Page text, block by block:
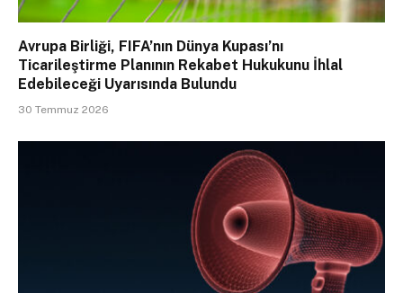
Avrupa Birliği, FIFA’nın Dünya Kupası’nı
Ticarileştirme Planının Rekabet Hukukunu İhlal
Edebileceği Uyarısında Bulundu
30 Temmuz 2026